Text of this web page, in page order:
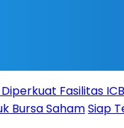
Fasilitas
Bursa SahamSiap